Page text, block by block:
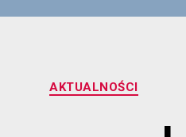
Kategorie
AKTUALNOŚCI